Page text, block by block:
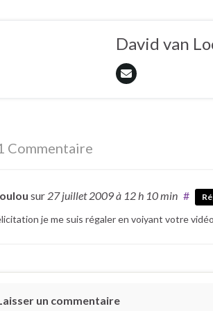
David van
Commentaire
sur 27 juillet 2009à 12 h 10 min #
je me suis régaler en voiyant votre
un commentaire